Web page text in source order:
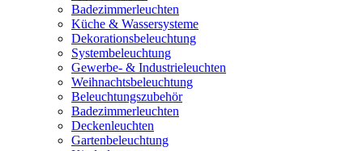
Badezimmerleuchten
Küche & Wassersysteme
Dekorationsbeleuchtung
Systembeleuchtung
Gewerbe- & Industrieleuchten
Weihnachtsbeleuchtung
Beleuchtungszubehör
Badezimmerleuchten
Deckenleuchten
Gartenbeleuchtung